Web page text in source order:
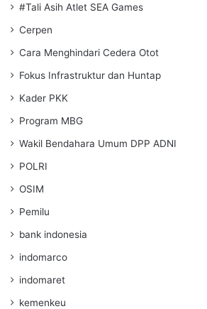
#Tali Asih Atlet SEA Games
Cerpen
Cara Menghindari Cedera Otot
Fokus Infrastruktur dan Huntap
Kader PKK
Program MBG
Wakil Bendahara Umum DPP ADNI
POLRI
OSIM
Pemilu
bank indonesia
indomarco
indomaret
kemenkeu